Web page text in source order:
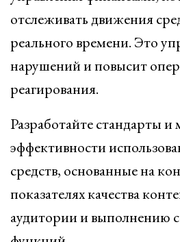
отслеживать движения
реального времени. Это
нарушений и повысит
реагирования.
Разработайте стандарты
эффективности
средств, основанные на
показателях качества
аудитории и выполнению